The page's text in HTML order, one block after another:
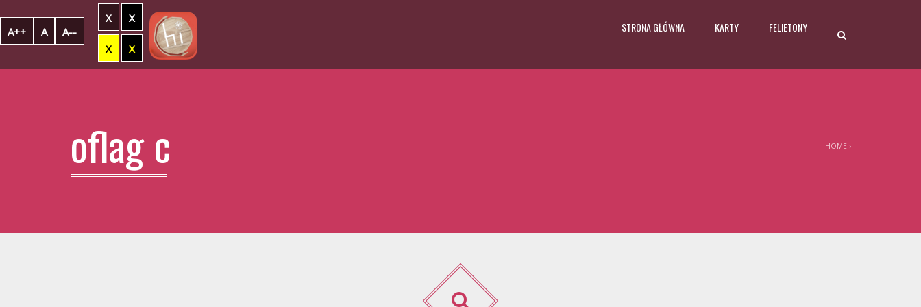
A++ A A--
X X
X X
STRONA GŁÓWNA KARTY FELIETONY
oflag c HOME ›